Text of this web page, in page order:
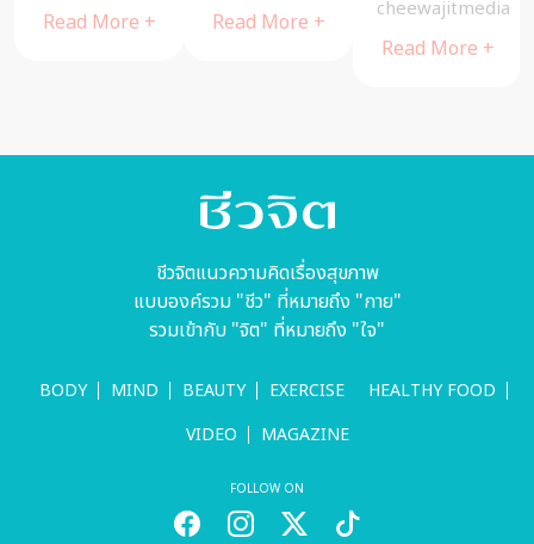
คุ้มค่าที่สุด
Read More +
panniry
รอบข้าง
Read More +
ชีวจิตแนวความคิดเรื่องสุขภาพ
แบบองค์รวม "ชีว" ที่หมายถึง "กาย"
รวมเข้ากับ "จิต" ที่หมายถึง "ใจ"
BODY MIND BEAUTY EXERCISE
HEALTHY FOOD
VIDEO
MAGAZINE
FOLLOW ON